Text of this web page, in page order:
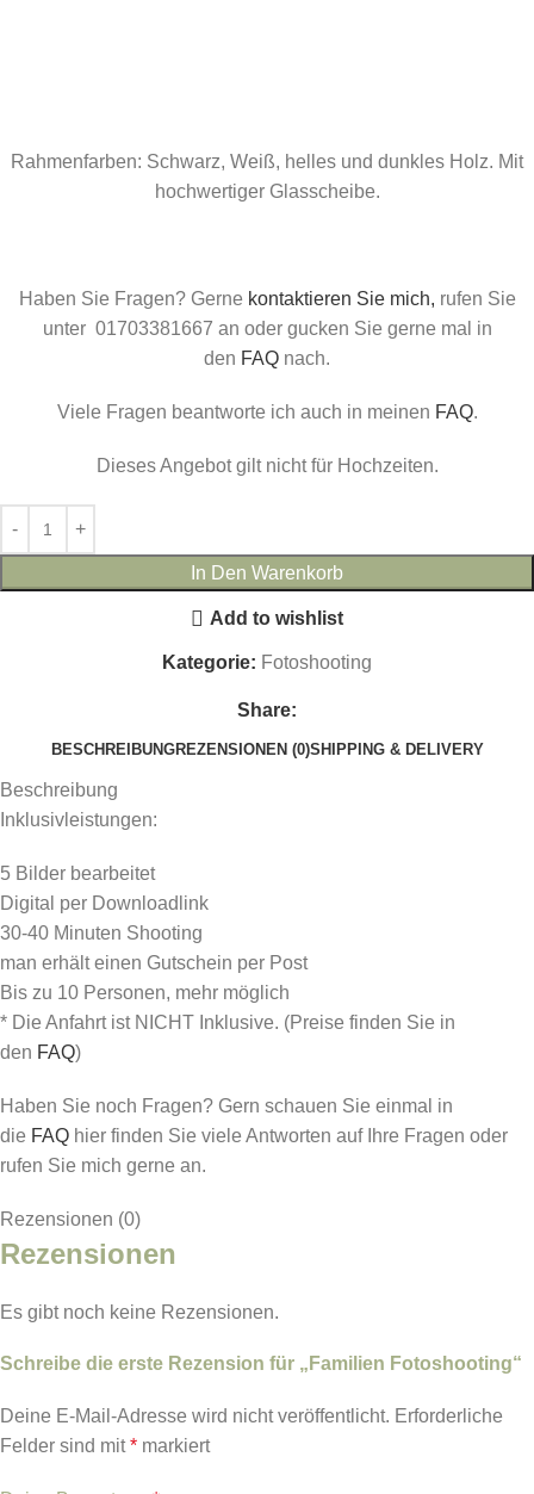
Rahmenfarben: Schwarz, Weiß, helles und dunkles Holz. Mit
hochwertiger Glasscheibe.
Haben Sie Fragen? Gerne kontaktieren Sie mich, rufen Sie
unter 01703381667 an oder gucken Sie gerne mal in
den FAQ nach.
Viele Fragen beantworte ich auch in meinen FAQ.
Dieses Angebot gilt nicht für Hochzeiten.
In Den Warenkorb
Add to wishlist
Kategorie: Fotoshooting
Share:
BESCHREIBUNGREZENSIONEN (0)SHIPPING & DELIVERY
Beschreibung
Inklusivleistungen:
5 Bilder bearbeitet
Digital per Downloadlink
30-40 Minuten Shooting
man erhält einen Gutschein per Post
Bis zu 10 Personen, mehr möglich
* Die Anfahrt ist NICHT Inklusive. (Preise finden Sie in
den FAQ)
Haben Sie noch Fragen? Gern schauen Sie einmal in
die FAQ hier finden Sie viele Antworten auf Ihre Fragen oder
rufen Sie mich gerne an.
Rezensionen (0)
Rezensionen
Es gibt noch keine Rezensionen.
Schreibe die erste Rezension für „Familien Fotoshooting“
Deine E-Mail-Adresse wird nicht veröffentlicht. Erforderliche
Felder sind mit* markiert